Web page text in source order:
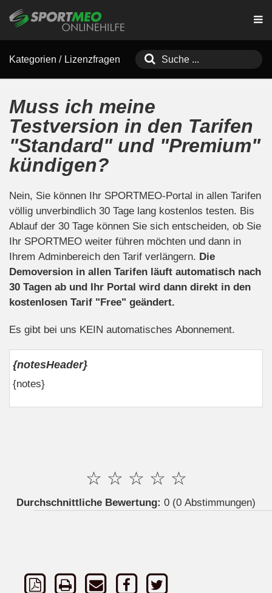
Kategorien / Lizenzfragen
Muss ich meine
Testversion in den Tarifen
"Standard" und "Premium"
kündigen?
Nein, Sie können Ihr SPORTMEO-Portal in allen Tarifen
völlig unverbindlich 30 Tage lang kostenlos testen. Bis
Ablauf der 30 Tage können Sie sich entscheiden, ob Sie
Ihr SPORTMEO weiter führen möchten und dann in
Ihrem Adminbereich den Tarif verlängern. Die
Demoversion in allen Tarifen läuft automatisch nach
30 Tagen ab und Ihr Portal wird dann direkt in den
kostenlosen Tarif "Free" geändert.
Es gibt bei uns KEIN automatisches Abonnement.
{notesHeader}
{notes}
☆
☆
☆
☆
☆
Durchschnittliche Bewertung: 0 (0 Abstimmungen)